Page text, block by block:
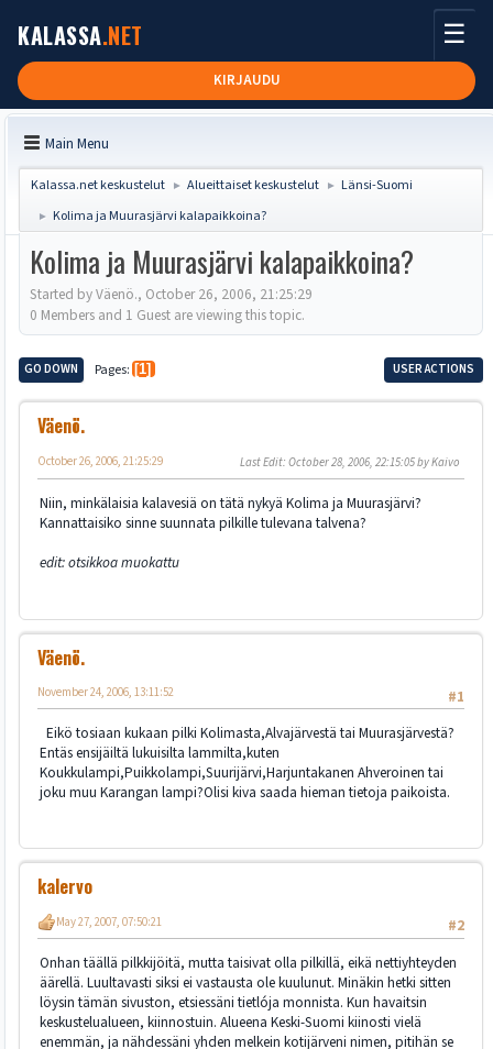
KALASSA.NET
KIRJAUDU
☰
Main Menu
Kalassa.net keskustelut ► Alueittaiset keskustelut ► Länsi-Suomi
► Kolima ja Muurasjärvi kalapaikkoina?
Kolima ja Muurasjärvi kalapaikkoina?
Started by Väenö., October 26, 2006, 21:25:29
0 Members and 1 Guest are viewing this topic.
GO DOWN Pages 1 USER ACTIONS
Väenö.
October 26, 2006, 21:25:29 Last Edit: October 28, 2006, 22:15:05 by Kaivo
Niin, minkälaisia kalavesiä on tätä nykyä Kolima ja Muurasjärvi?
Kannattaisiko sinne suunnata pilkille tulevana talvena?
edit: otsikkoa muokattu
Väenö.
#1
November 24, 2006, 13:11:52
Eikö tosiaan kukaan pilki Kolimasta,Alvajärvestä tai Muurasjärvestä?
Entäs ensijäiltä lukuisilta lammilta,kuten
Koukkulampi,Puikkolampi,Suurijärvi,Harjuntakanen Ahveroinen tai
joku muu Karangan lampi?Olisi kiva saada hieman tietoja paikoista.
kalervo
#2
May 27, 2007, 07:50:21
Onhan täällä pilkkijöitä, mutta taisivat olla pilkillä, eikä nettiyhteyden
äärellä. Luultavasti siksi ei vastausta ole kuulunut. Minäkin hetki sitten
löysin tämän sivuston, etsiessäni tietlója monnista. Kun havaitsin
keskustelualueen, kiinnostuin. Alueena Keski-Suomi kiinosti vielä
enemmän, ja nähdessäni yhden melkein kotijärveni nimen, pitihän se